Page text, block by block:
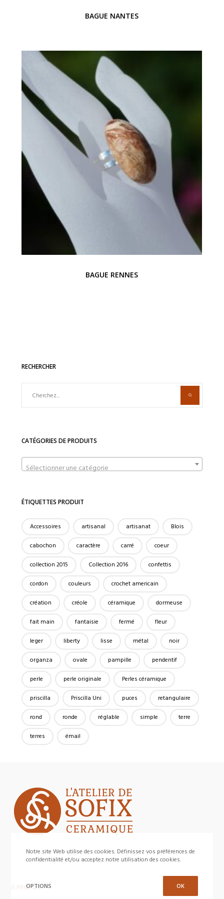
BAGUE NANTES
BAGUE RENNES
RECHERCHER
CATÉGORIES DE PRODUITS
Sélectionner une catégorie
ÉTIQUETTES PRODUIT
Accessoires artisanal artisanat
Blois
cabochon
caractère carré
coeur
collection 2015
Collection 2016
confettis
cordon
couleurs
crochet americain
création
créole céramique
dormeuse
fait main
fantaisie fermé
fleur
leger
liberty lisse métal
noir
organza
ovale pampille
pendentif
perle
perle originale
Perles céramique
priscilla
Priscilla Uni puces
retangulaire
rond
ronde réglable simple
terre
terres
émail
À PROPOS
Notre site Web utilise des cookies. Définissez vos préférences de
confidentialité et/ou acceptez notre utilisation des cookies.
OPTIONS OK